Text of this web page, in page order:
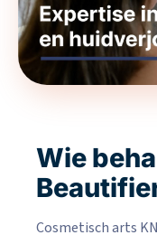
Wie
Cosmetisch arts